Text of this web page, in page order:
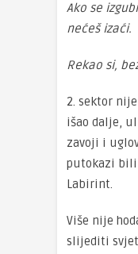
Ako se
nećeš izaći.
Rekao si,
2. sektor
išao dalje,
zavoji i
putokazi bili
Labirint.
Više nije
slijediti